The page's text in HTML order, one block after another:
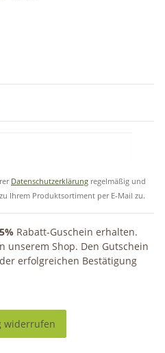
Datenschutzerklärung regelmäßig und
Ihrem Produktsortiment per E-Mail zu.
5% Rabatt-Guschein erhalten.
unserem Shop. Den Gutschein
erfolgreichen Bestätigung
widerrufen